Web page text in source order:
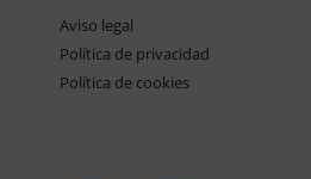
Aviso legal
Política de privacidad
Política de cookies